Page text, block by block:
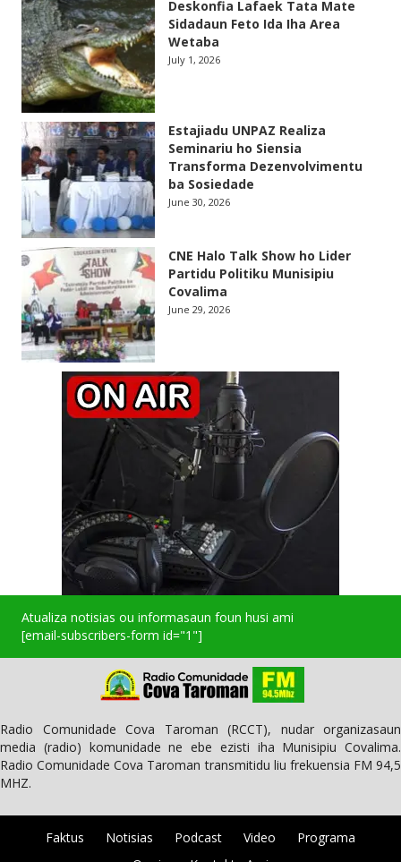
Deskonfia Lafaek Tata Mate
Sidadaun Feto Ida Iha Area
Wetaba
July 1, 2026
Estajiadu UNPAZ Realiza
Seminariu ho Siensia
Transforma Dezenvolvimentu
ba Sosiedade
June 30, 2026
CNE Halo Talk Show ho Lider
Partidu Politiku Munisipiu
Covalima
June 29, 2026
Atualiza notisias ou informasaun foun husi ami
[email-subscribers-form id="1"]
Radio Comunidade Cova Taroman (RCCT), nudar organizasaun
media (radio) komunidade ne ebe ezisti iha Munisipiu Covalima.
Radio Comunidade Cova Taroman transmitidu liu frekuensia FM 94,5
MHZ.
Faktus Notisias Podcast Video
Programa